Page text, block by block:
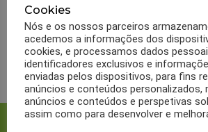
Bula Absorvit
LER MAIS
Cookies
Nós e os nossos parceiros
acedemos a informações dos
cookies, e processamos dados
identificadores exclusivos e
enviadas pelos dispositivos, para fins
anúncios e conteúdos personalizados,
anúncios e conteúdos e perspetivas
assim como para desenvolver e